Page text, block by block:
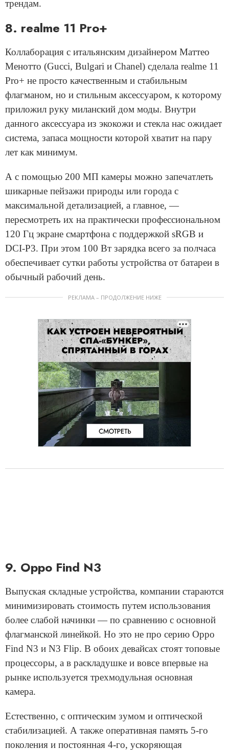
трендам.
8. realme 11 Pro+
Коллаборация с итальянским дизайнером Маттео
Менотто (Gucci, Bulgari и Chanel) сделала realme 11
Pro+ не просто качественным и стабильным
флагманом, но и стильным аксессуаром, к которому
приложил руку миланский дом моды. Внутри
данного аксессуара из экокожи и стекла нас ожидает
система, запаса мощности которой хватит на пару
лет как минимум.
А с помощью 200 МП камеры можно запечатлеть
шикарные пейзажи природы или города с
максимальной детализацией, а главное, —
пересмотреть их на практически профессиональном
120 Гц экране смартфона с поддержкой sRGB и
DCI-P3. При этом 100 Вт зарядка всего за полчаса
обеспечивает сутки работы устройства от батареи в
обычный рабочий день.
РЕКЛАМА – ПРОДОЛЖЕНИЕ НИЖЕ
9. Oppo Find N3
Выпуская складные устройства, компании стараются
минимизировать стоимость путем использования
более слабой начинки — по сравнению с основной
флагманской линейкой. Но это не про серию Oppo
Find N3 и N3 Flip. В обоих девайсах стоят топовые
процессоры, а в раскладушке и вовсе впервые на
рынке используется трехмодульная основная
камера.
Естественно, с оптическим зумом и оптической
стабилизацией. А также оперативная память 5-го
поколения и постоянная 4-го, ускоряющая